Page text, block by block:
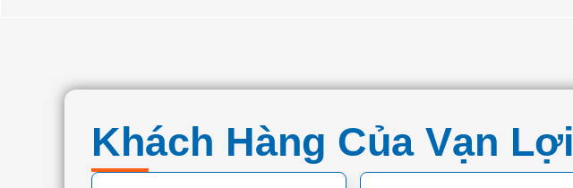
Khách Hàng Của Vạn Lợi